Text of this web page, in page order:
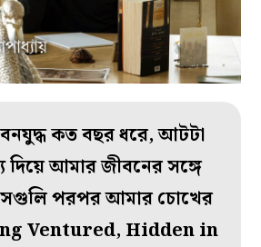
কত বছর ধরে, আটটা
দিয়ে আমার জীবনের সঙ্গে
পরপর আমার চোখের
Ventured, Hidden in